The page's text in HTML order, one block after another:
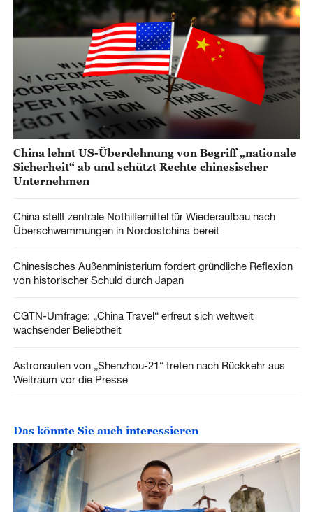
China lehnt US-Überdehnung von Begriff „nationale
Sicherheit“ ab und schützt Rechte chinesischer
Unternehmen
China stellt zentrale Nothilfemittel für Wiederaufbau nach
Überschwemmungen in Nordostchina bereit
Chinesisches Außenministerium fordert gründliche Reflexion
von historischer Schuld durch Japan
CGTN-Umfrage: „China Travel“ erfreut sich weltweit
wachsender Beliebtheit
Astronauten von „Shenzhou-21“ treten nach Rückkehr aus
Weltraum vor die Presse
Das könnte Sie auch interessieren